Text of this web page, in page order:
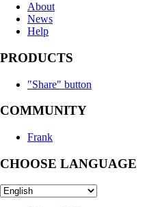
About
News
Help
PRODUCTS
"Share" button
COMMUNITY
Frank
CHOOSE LANGUAGE